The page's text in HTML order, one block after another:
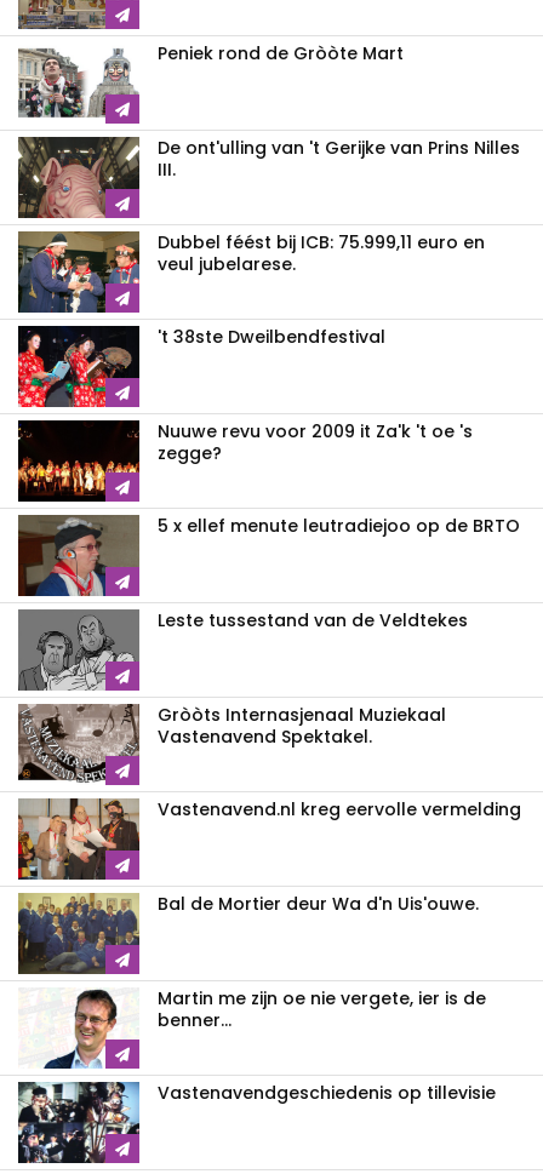
Peniek rond de Gròòte Mart
De ont'ulling van 't Gerijke van Prins Nilles
III.
Dubbel féést bij ICB: 75.999,11 euro en
veul jubelarese.
't 38ste Dweilbendfestival
Nuuwe revu voor 2009 it Za'k 't oe 's
zegge?
5 x ellef menute leutradiejoo op de BRTO
Leste tussestand van de Veldtekes
Gròòts Internasjenaal Muziekaal
Vastenavend Spektakel.
Vastenavend.nl kreg eervolle vermelding
Bal de Mortier deur Wa d'n Uis'ouwe.
Martin me zijn oe nie vergete, ier is de
benner...
Vastenavend­geschiedenis op tillevisie